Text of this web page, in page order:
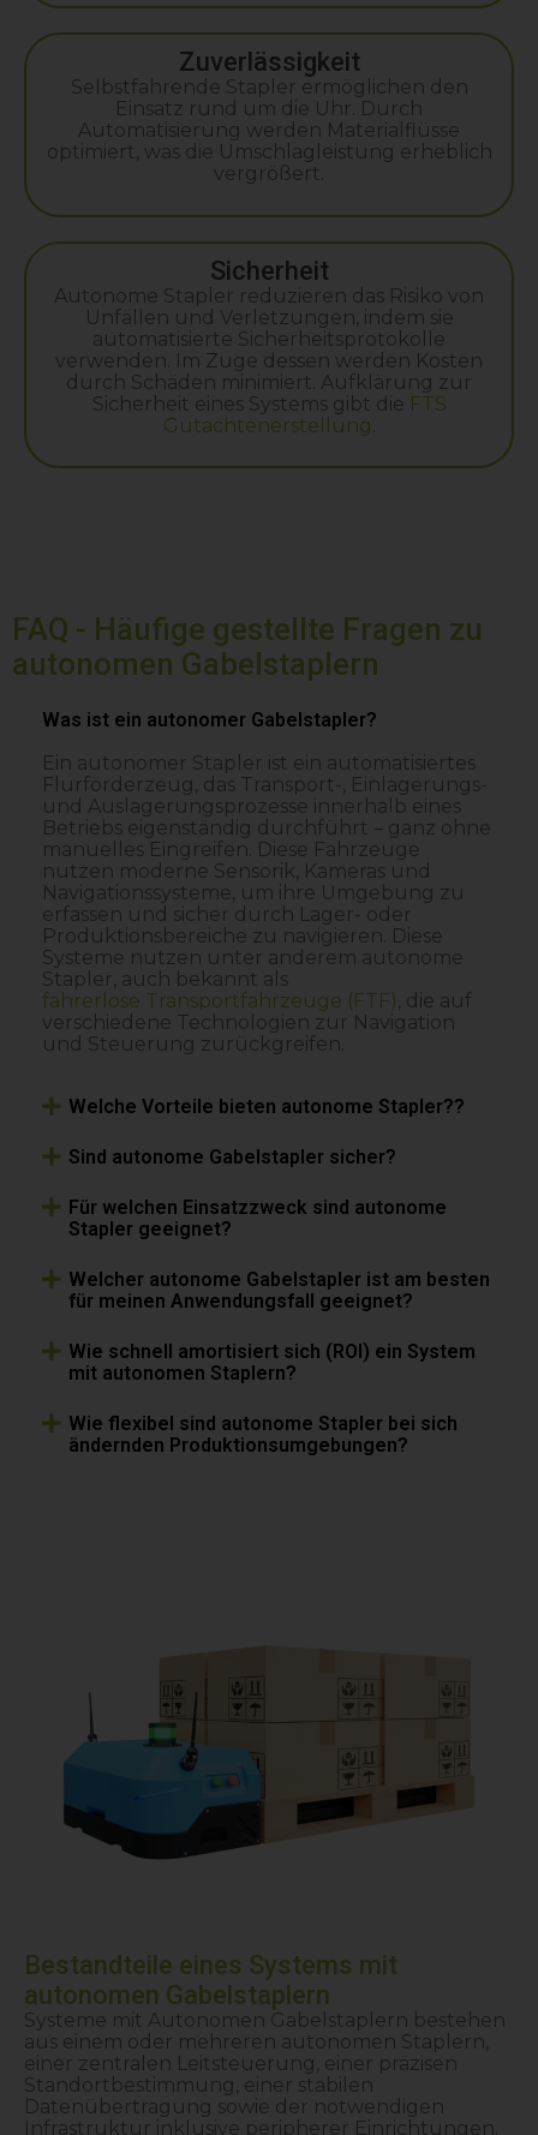
Zuverlässigkeit
Selbstfahrende Stapler ermöglichen den
Einsatz rund um die Uhr. Durch
Automatisierung werden Materialflüsse
optimiert, was die Umschlagleistung erheblich
vergrößert.
Sicherheit
Autonome Stapler reduzieren das Risiko von
Unfällen und Verletzungen, indem sie
automatisierte Sicherheitsprotokolle
verwenden. Im Zuge dessen werden Kosten
durch Schäden minimiert. Aufklärung zur
Sicherheit eines Systems gibt die FTS
Gutachtenerstellung
FAQ - Häufige gestellte Fragen zu
autonomen Gabelstaplern
Was ist ein autonomer Gabelstapler?
Ein autonomer Stapler ist ein automatisiertes
Flurförderzeug, das Transport-, Einlagerungs-
und Auslagerungsprozesse innerhalb eines
Betriebs eigenständig durchführt – ganz ohne
manuelles Eingreifen. Diese Fahrzeuge
nutzen moderne Sensorik, Kameras und
Navigationssysteme, um ihre Umgebung zu
erfassen und sicher durch Lager- oder
Produktionsbereiche zu navigieren. Diese
Systeme nutzen unter anderem autonome
Stapler, auch bekannt als
fahrerlose Transportfahrzeuge (FTF), die auf
verschiedene Technologien zur Navigation
und Steuerung zurückgreifen.
Welche Vorteile bieten autonome Stapler??
Sind autonome Gabelstapler sicher?
Für welchen Einsatzzweck sind autonome
Stapler geeignet?
Welcher autonome Gabelstapler ist am besten
für meinen Anwendungsfall geeignet?
Wie schnell amortisiert sich (ROI) ein System
mit autonomen Staplern?
Wie flexibel sind autonome Stapler bei sich
ändernden Produktionsumgebungen?
Bestandteile eines Systems mit
autonomen Gabelstaplern
Systeme mit Autonomen Gabelstaplern bestehen
aus einem oder mehreren autonomen Staplern,
einer zentralen Leitsteuerung, einer präzisen
Standortbestimmung, einer stabilen
Datenübertragung sowie der notwendigen
Infrastruktur inklusive peripherer Einrichtungen.